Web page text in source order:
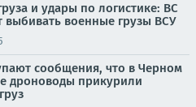
и удары по логистике: ВС
военные грузы ВСУ
сообщения, что в Черном
дроноводы прикурили